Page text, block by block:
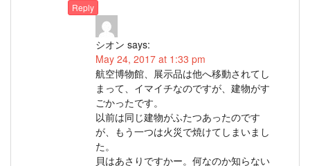
Reply
シオン says:
May 24, 2017 at 1:33 pm
航空博物館、展示品は他へ移動されてし
まって、イマイチなのですが、建物がす
ごかったです。
以前は同じ建物がふたつあったのです
が、もう一つは火災で焼けてしまいまし
た。
貝はあさりですかー。何なのか知らない